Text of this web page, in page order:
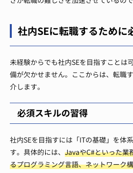
社内SEに転職するために
未経験からでも社内SEを目指すことは
備が欠かせません。ここからは、転職
介します。
必須スキルの習得
社内SEを目指すには「ITの基礎」を体
す。具体的には、 JavaやC#といった業
るプログラミング言語、ネットワーク